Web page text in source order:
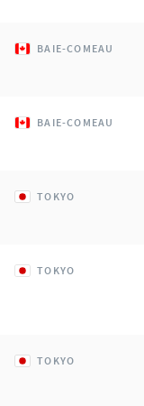
BAIE-COMEAU
BAIE-COMEAU
TOKYO
TOKYO
TOKYO